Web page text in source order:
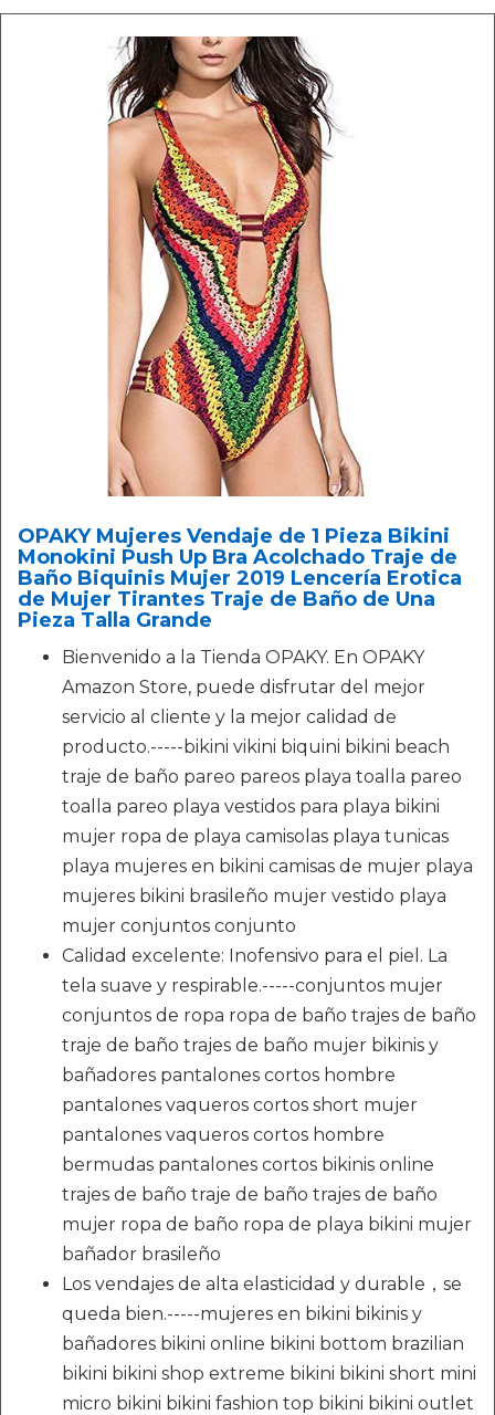
OPAKY Mujeres Vendaje de 1 Pieza Bikini
Monokini Push Up Bra Acolchado Traje de
Baño Biquinis Mujer 2019 Lencería Erotica
de Mujer Tirantes Traje de Baño de Una
Pieza Talla Grande
Bienvenido a la Tienda OPAKY. En OPAKY
Amazon Store, puede disfrutar del mejor
servicio al cliente y la mejor calidad de
producto.-----bikini vikini biquini bikini beach
traje de baño pareo pareos playa toalla pareo
toalla pareo playa vestidos para playa bikini
mujer ropa de playa camisolas playa tunicas
playa mujeres en bikini camisas de mujer playa
mujeres bikini brasileño mujer vestido playa
mujer conjuntos conjunto
Calidad excelente: Inofensivo para el piel. La
tela suave y respirable.-----conjuntos mujer
conjuntos de ropa ropa de baño trajes de baño
traje de baño trajes de baño mujer bikinis y
bañadores pantalones cortos hombre
pantalones vaqueros cortos short mujer
pantalones vaqueros cortos hombre
bermudas pantalones cortos bikinis online
trajes de baño traje de baño trajes de baño
mujer ropa de baño ropa de playa bikini mujer
bañador brasileño
Los vendajes de alta elasticidad y durable，se
queda bien.-----mujeres en bikini bikinis y
bañadores bikini online bikini bottom brazilian
bikini bikini shop extreme bikini bikini short mini
micro bikini bikini fashion top bikini bikini outlet